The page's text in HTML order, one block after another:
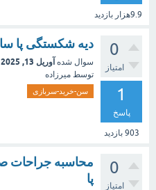
9.9هزار بازدید
0
امتیاز
1
پاسخ
903 بازدید
دیه شکستگی پا سال
سوال شده آوریل 13, 2025
توسط میرزاده
سن-خرید-سربازی
0
امتیاز
محاسبه جراحات
پا